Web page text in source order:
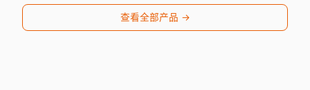
查看全部产品 →